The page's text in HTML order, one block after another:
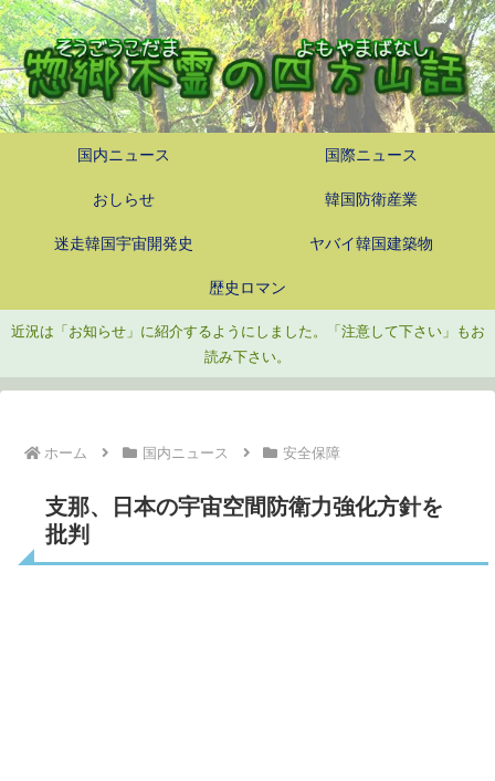
国内ニュース 国際ニュース
おしらせ 韓国防衛産業
迷走韓国宇宙開発史 ヤバイ韓国建築物
歴史ロマン
近況は「お知らせ」に紹介するようにしました。「注意して下さい」もお
読み下さい。
ホーム 国内ニュース 安全保障
支那、日本の宇宙空間防衛力強化方針を
批判